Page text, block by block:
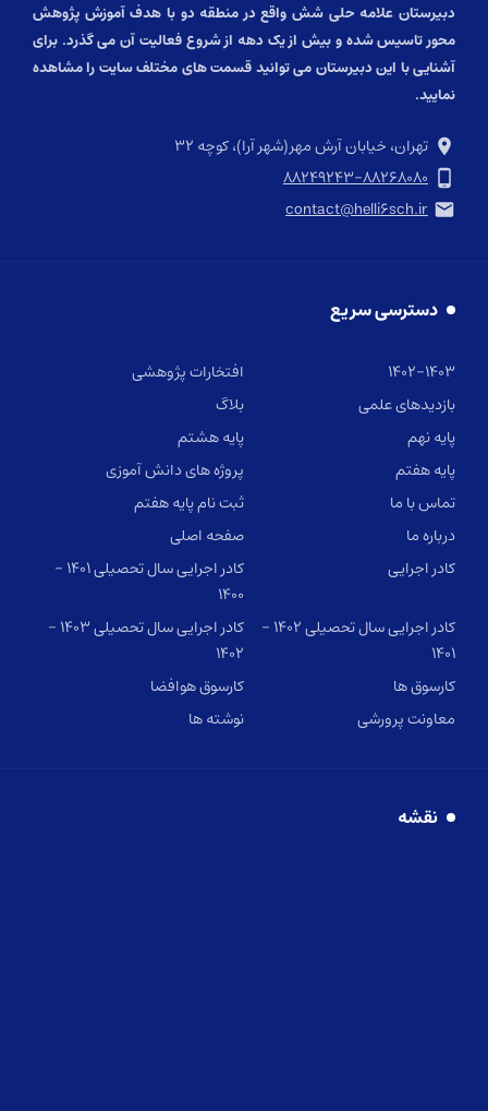
دبیرستان علامه حلی شش واقع در منطقه دو با هدف آموزش پژوهش
محور تاسیس شده و بیش از یک دهه از شروع فعالیت آن می گذرد. برای
آشنایی با این دبیرستان می توانید قسمت های مختلف سایت را مشاهده
نمایید.
تهران، خیابان آرش مهر(شهر آرا)، کوچه ۳۲
۸۸۲۴۹۲۴۳-۸۸۲۶۸۰۸۰
contact@helli۶sch.ir
دسترسی سریع
۱۴۰۲-۱۴۰۳
افتخارات پژوهشی
بازدیدهای علمی
بلاگ
پایه نهم
پایه هشتم
پایه هفتم
پروژه های دانش آموزی
تماس با ما
ثبت نام پایه هفتم
درباره ما
صفحه اصلی
کادر اجرایی
کادر اجرایی سال تحصیلی ۱۴۰۱ –
۱۴۰۰
کادر اجرایی سال تحصیلی ۱۴۰۲ –
۱۴۰۱
کادر اجرایی سال تحصیلی ۱۴۰۳ –
۱۴۰۲
کارسوق ها
کارسوق هوافضا
معاونت پرورشی
نوشته ها
نقشه